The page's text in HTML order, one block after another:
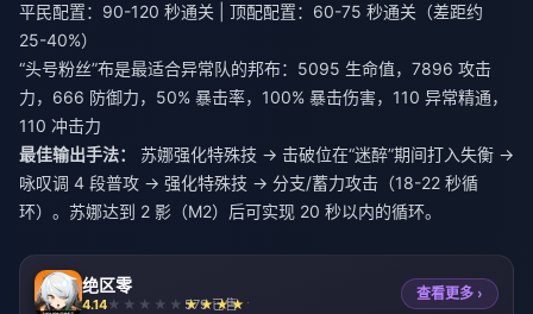
平民配置：90-120 秒通关 | 顶配配置：60-75 秒通关（差距约
25-40%）
“头号粉丝”布是最适合异常队的邦布：5095 生命值，7896 攻击
力，666 防御力，50% 暴击率，100% 暴击伤害，110 异常精通，
110 冲击力
最佳输出手法：
苏娜强化特殊技 → 击破位在“迷醉”期间打入失衡 →
咏叹调 4 段普攻 → 强化特殊技 → 分支/蓄力攻击（18-22 秒循
环）。苏娜达到 2 影（M2）后可实现 20 秒以内的循环。
绝区零
4.14 579 已售
查看更多 ›